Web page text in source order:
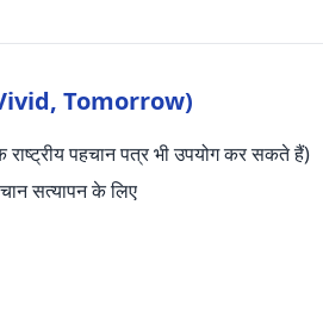
Tomorrow)
राष्ट्रीय पहचान पत्र भी उपयोग कर सकते हैं)
सत्यापन के लिए